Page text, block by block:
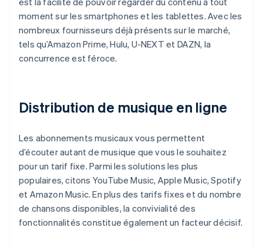
moment sur les smartphones et les tablettes. Avec les
nombreux fournisseurs déjà présents sur le marché,
tels qu’Amazon Prime, Hulu, U-NEXT et DAZN, la
concurrence est féroce.
Distribution de musique en ligne
Les abonnements musicaux vous permettent
d’écouter autant de musique que vous le souhaitez
pour un tarif fixe. Parmi les solutions les plus
populaires, citons YouTube Music, Apple Music, Spotify
et Amazon Music. En plus des tarifs fixes et du nombre
de chansons disponibles, la convivialité des
fonctionnalités constitue également un facteur décisif.